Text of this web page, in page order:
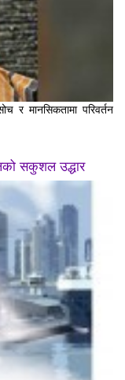
र मानसिकतामा परिवर्तन
सकुशल उद्धार